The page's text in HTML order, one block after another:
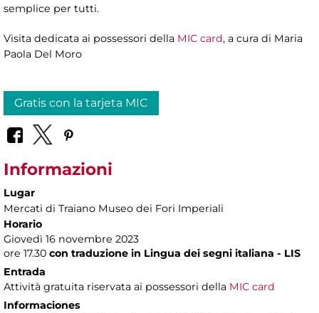
semplice per tutti.
Visita dedicata ai possessori della MIC card, a cura di Maria
Paola Del Moro
Gratis con la tarjeta MIC
Informazioni
Lugar
Mercati di Traiano Museo dei Fori Imperiali
Horario
Giovedì 16 novembre 2023
ore 17.30 con traduzione in Lingua dei segni italiana - LIS
Entrada
Attività gratuita riservata ai possessori della MIC card
Informaciones